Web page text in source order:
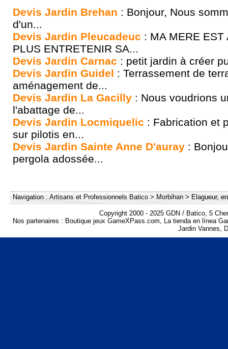
Devis Jardin Brehan : Bonjour, Nous
d'un...
Devis Jardin Pleucadeuc : MA MERE EST
PLUS ENTRETENIR SA...
Devis Jardin Carnac : petit jardin à créer
Devis Jardin Guidel : Terrassement de
aménagement de...
Devis Jardin La Gacilly : Nous voudrions
l'abattage de...
Devis Jardin Locmiquelic : Fabrication et
sur pilotis en...
Devis Jardin Sainte Anne D'auray :
pergola adossée...
Navigation : Artisans et Professionnels Batico > Morbihan > Elagueur,
Copyright 2000 - 2025 GDN / Batico, 5
Nos partenaires : Boutique jeux GameXPass.com, La tienda en línea
Jardin Vannes,